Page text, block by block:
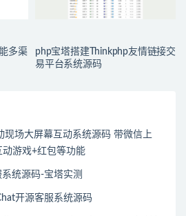
多渠
php宝塔搭建Thinkphp友情链接交
易平台系统源码
现场大屏幕互动系统源码 带微信上
游戏+红包等功能
统源码-宝塔实测
开源客服系统源码